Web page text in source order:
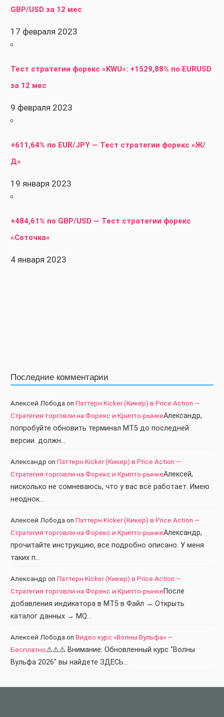
GBP/USD за 12 мес
17 февраля 2023
Тест стратегии форекс «KWU»: +1529,88% по EURUSD
за 12 мес
9 февраля 2023
+611,64% по EUR/JPY — Тест стратегии форекс «Ж/
Д»
19 января 2023
+484,61% по GBP/USD — Тест стратегии форекс
«Соточка»
4 января 2023
Последние комментарии
Алексей Лобода on Паттерн Kicker (Кикер) в Price Action —
Стратегия торговли на Форекс и Крипто-рынкеАлександр,
попробуйте обновить терминал МТ5 до последней
версии. должн…
Александр on Паттерн Kicker (Кикер) в Price Action —
Стратегия торговли на Форекс и Крипто-рынкеАлексей,
нисколько не сомневаюсь, что у вас всё работает. Имею
неоднок…
Алексей Лобода on Паттерн Kicker (Кикер) в Price Action —
Стратегия торговли на Форекс и Крипто-рынкеАлександр,
прочитайте инструкцию, все подробно описано. У меня
таких п…
Александр on Паттерн Kicker (Кикер) в Price Action —
Стратегия торговли на Форекс и Крипто-рынкеПосле
добавления индикатора в МТ5 в Файл → Открыть
каталог данных → MQ…
Алексей Лобода on Видео курс «Волны Вульфа» —
Бесплатно⚠️⚠️⚠️ Внимание: Обновленный курс "Волны
Вульфа 2026" вы найдете ЗДЕСЬ…